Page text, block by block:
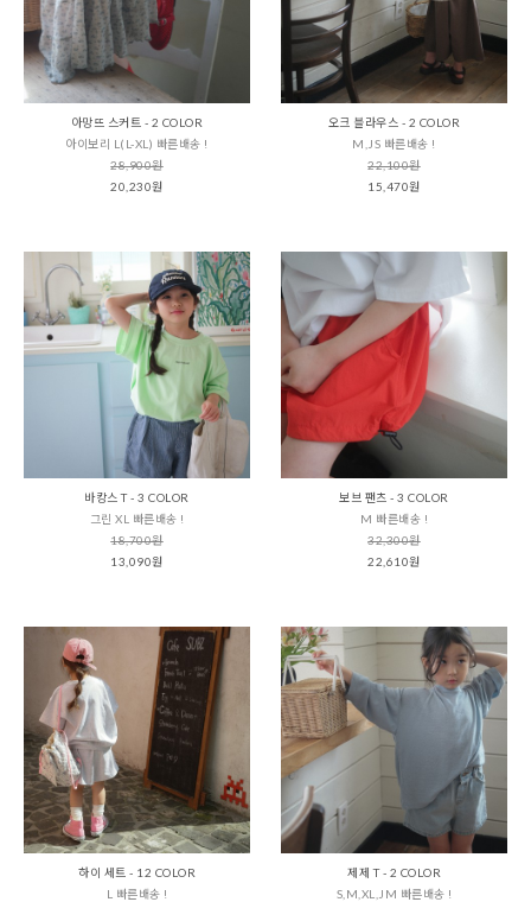
아망뜨 스커트 - 2 COLOR
아이보리 L(L-XL) 빠른배송 !
28,900원
20,230원
오크 블라우스 - 2 COLOR
M,JS 빠른배송 !
22,100원
15,470원
바캉스 T - 3 COLOR
그린 XL 빠른배송 !
18,700원
13,090원
보브 팬츠 - 3 COLOR
M 빠른배송 !
32,300원
22,610원
하이 세트 - 12 COLOR
L 빠른배송 !
제제 T - 2 COLOR
S,M,XL,JM 빠른배송 !